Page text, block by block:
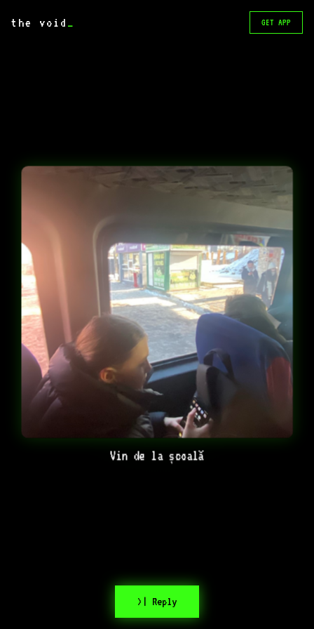
the void _ GET APP
Vin de la școală
>| Reply